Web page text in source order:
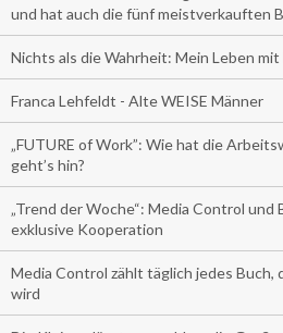
und hat auch die fünf meistverkauften
Nichts als die Wahrheit: Mein Leben
Franca Lehfeldt - Alte WEISE Männer
„FUTURE of Work”: Wie hat die
geht’s hin?
„Trend der Woche“: Media Control und
exklusive Kooperation
Media Control zählt täglich jedes Buch,
wird